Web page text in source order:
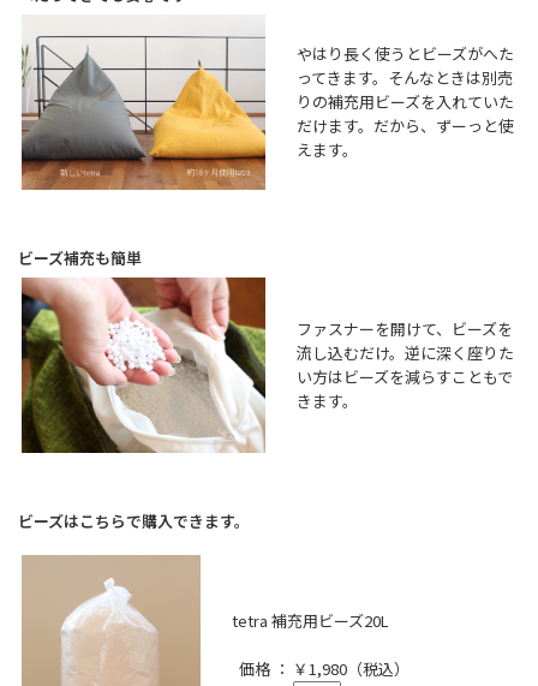
やはり長く使うとビーズがへた
ってきます。そんなときは別売
りの補充用ビーズを入れていた
だけます。だから、ずーっと使
えます。
ビーズ補充も簡単
ファスナーを開けて、ビーズを
流し込むだけ。逆に深く座りた
い方はビーズを減らすこともで
きます。
ビーズはこちらで購入できます。
tetra 補充用ビーズ20L
価格 ： ￥1,980（税込）